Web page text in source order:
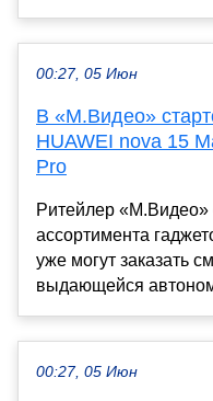
00:27, 05 Июн
В «М.Видео»
HUAWEI nova 15
Pro
Ритейлер
ассортимента
уже могут заказать
выдающейся
00:27, 05 Июн